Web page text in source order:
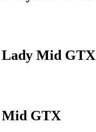
Mid GTX
GTX